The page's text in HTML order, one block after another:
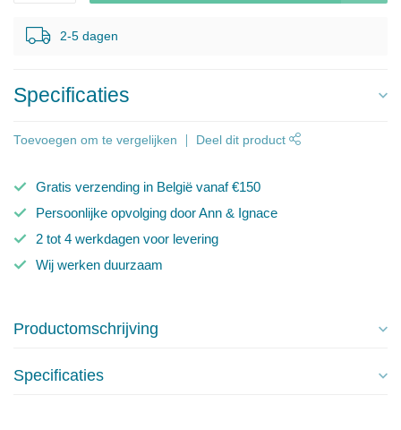
2-5 dagen
Specificaties
Toevoegen om te vergelijken Deel dit product
Gratis verzending in België vanaf €150
Persoonlijke opvolging door Ann & Ignace
2 tot 4 werkdagen voor levering
Wij werken duurzaam
Productomschrijving
Specificaties